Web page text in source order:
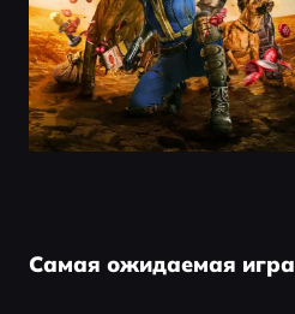
Самая ожидаемая игра